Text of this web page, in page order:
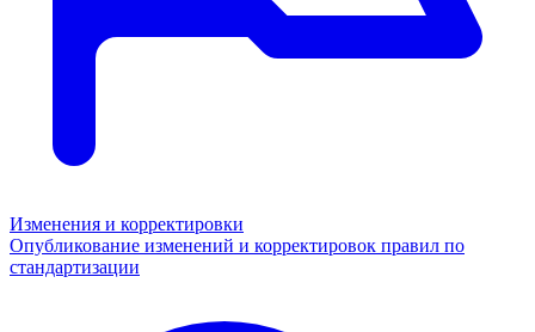
Изменения и корректировки
Опубликование изменений и корректировок правил по
стандартизации